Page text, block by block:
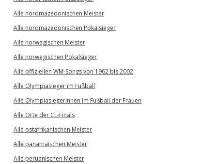
Alle nordmazedonischen Meister
Alle nordmazedonischen Pokalsieger
Alle norwegischen Meister
Alle norwegischen Pokalsieger
Alle offiziellen WM-Songs von 1962 bis 2002
Alle Olympiasieger im Fußball
Alle Olympiasiegerinnen im Fußball der Frauen
Alle Orte der CL-Finals
Alle ostafrikanischen Meister
Alle panamaischen Meister
Alle peruanischen Meister